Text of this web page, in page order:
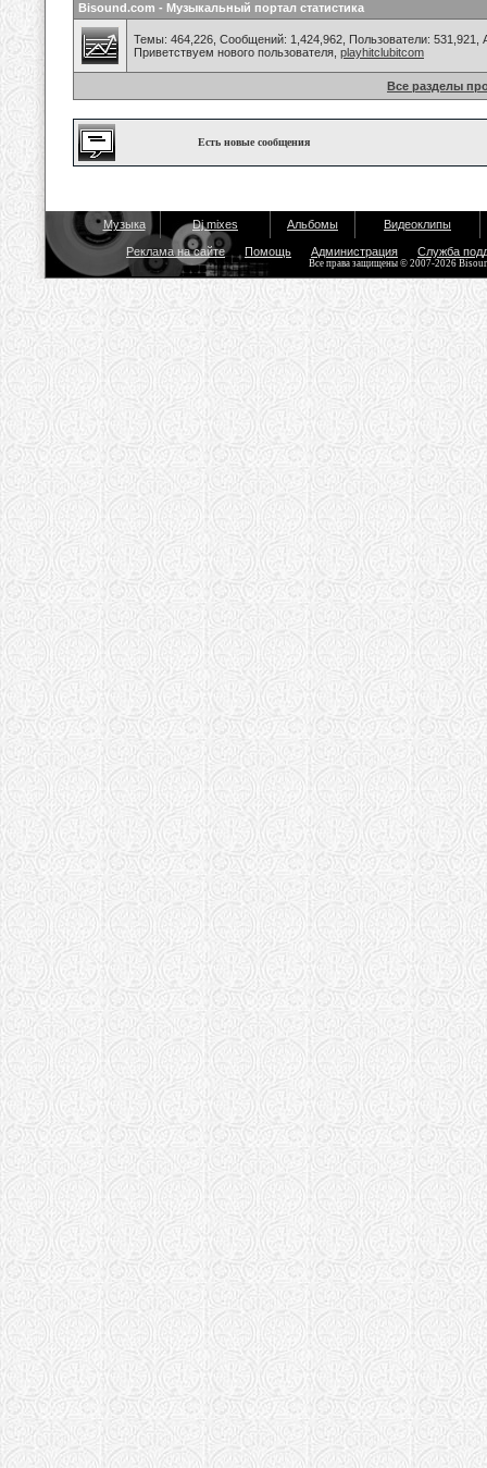
Bisound.com - Музыкальный портал статистика
Темы: 464,226, Сообщений: 1,424,962, Пользователи: 531,921,
Приветствуем нового пользователя, playhitclubitcom
Все разделы
Есть новые сообщения
Музыка Dj mixes Альбомы Видеоклипы
Реклама на сайте Помощь Администрация Служба
Все права защищены © 2007-2026